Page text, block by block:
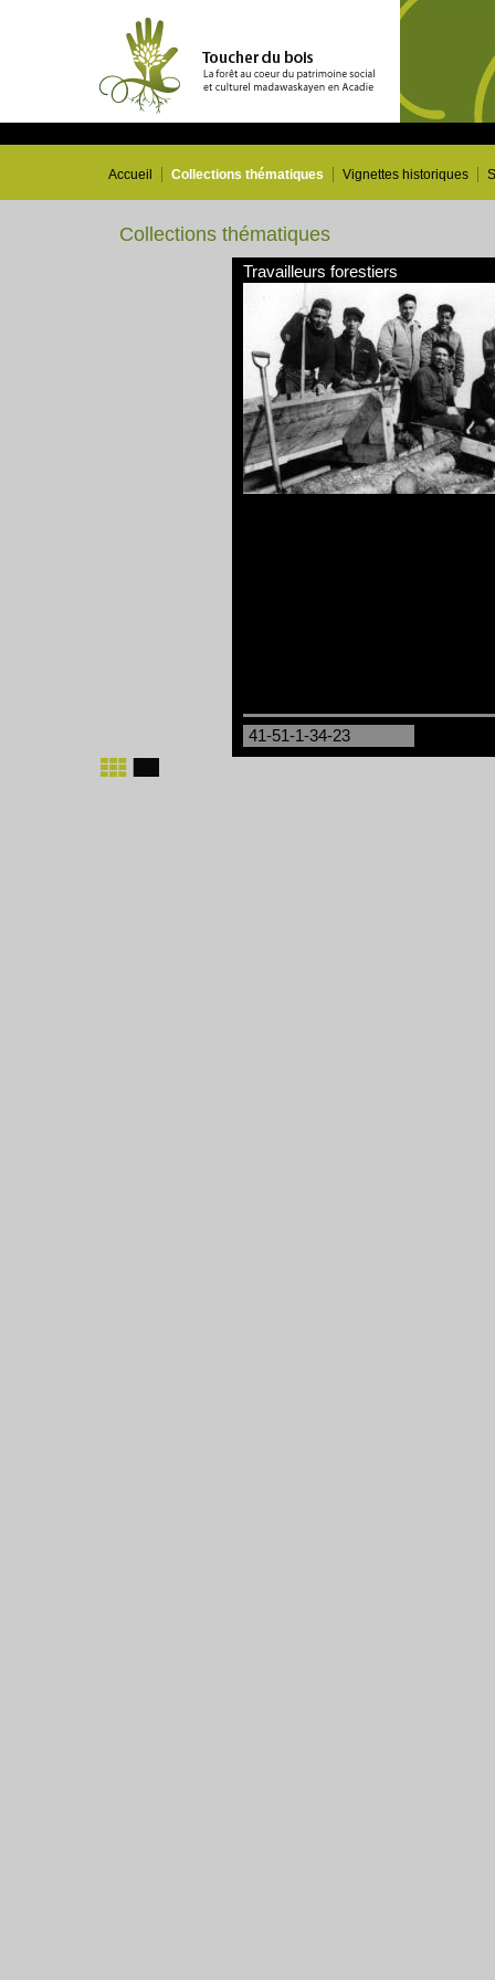
Accueil Collections thématiques Vignettes historiques
Collections thématiques
Travailleurs forestiers
41-51-1-34-23